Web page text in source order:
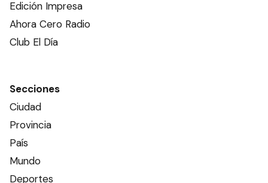
sufrieron un accidente en
Ruta 12